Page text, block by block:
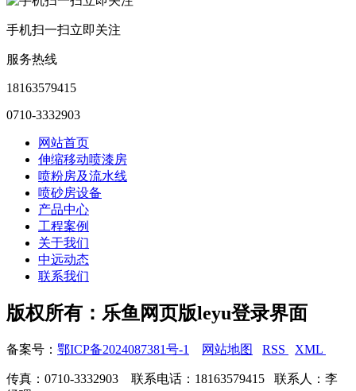
手机扫一扫立即关注
服务热线
18163579415
0710-3332903
网站首页
伸缩移动喷漆房
喷粉房及流水线
喷砂房设备
产品中心
工程案例
关于我们
中远动态
联系我们
版权所有：乐鱼网页版leyu登录界面
备案号： 鄂ICP备2024087381号-1 网站地图 RSS XML
传真：0710-3332903 联系电话：18163579415 联系人：李